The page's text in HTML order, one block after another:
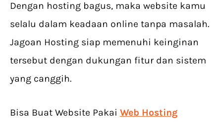
Dengan hosting bagus, maka website kamu
selalu dalam keadaan online tanpa masalah.
Jagoan Hosting siap memenuhi keinginan
tersebut dengan dukungan fitur dan sistem
yang canggih.
Bisa Buat Website Pakai Web Hosting